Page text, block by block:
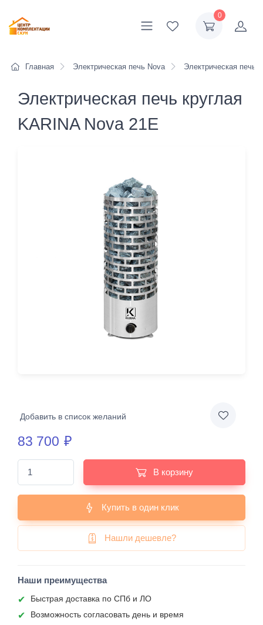
0
Главная Электрическая печь Nova Электрическая печь
Электрическая печь круглая
KARINA Nova 21E
Добавить в список желаний
83 700 ₽
В корзину
Купить в один клик
Нашли дешевле?
Наши преимущества
Быстрая доставка по СПб и ЛО
Возможность согласовать день и время